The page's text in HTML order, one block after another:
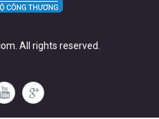
All rights reserved.